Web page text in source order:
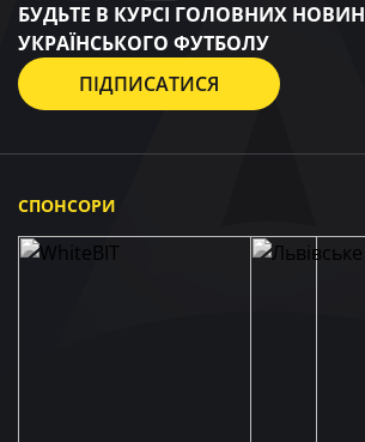
БУДЬТЕ В КУРСІ ГОЛОВНИХ НОВИН
УКРАЇНСЬКОГО ФУТБОЛУ
ПІДПИСАТИСЯ
СПОНСОРИ